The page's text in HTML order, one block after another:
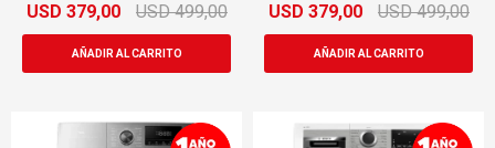
USD 379,00 USD 499,00 USD 379,00 USD 499,00